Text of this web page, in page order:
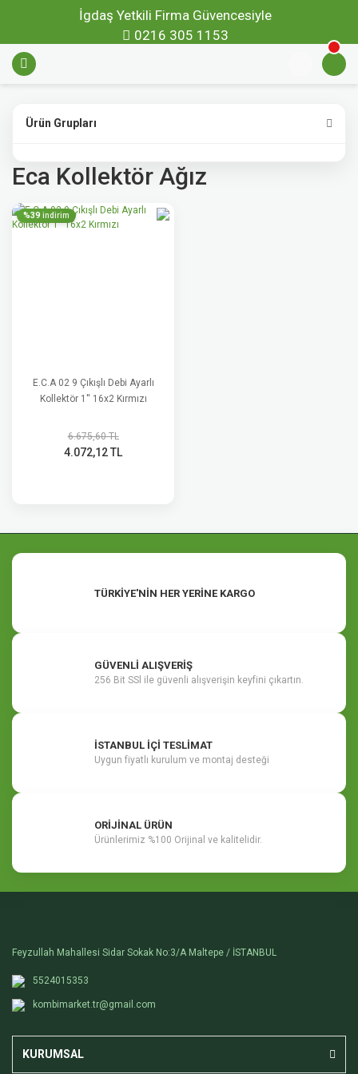
İgdaş Yetkili Firma Güvencesiyle
0216 305 1153
Ürün Grupları
Eca Kollektör Ağız
%39 indirim
E.C.A 02 9 Çıkışlı Debi Ayarlı
Kollektör 1'' 16x2 Kırmızı
6.675,60 TL
4.072,12 TL
TÜRKİYE'NİN HER YERİNE KARGO
GÜVENLİ ALIŞVERİŞ
256 Bit SSl ile güvenli alışverişin keyfini çıkartın.
İSTANBUL İÇİ TESLİMAT
Uygun fiyatlı kurulum ve montaj desteği
ORİJİNAL ÜRÜN
Ürünlerimiz %100 Orijinal ve kalitelidir.
Feyzullah Mahallesi Sidar Sokak No:3/A Maltepe / İSTANBUL
5524015353
kombimarket.tr@gmail.com
KURUMSAL